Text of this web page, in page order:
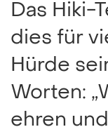
Das Hiki-
dies für
Hürde
Worten:
ehren